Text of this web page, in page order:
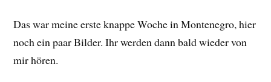
Das war meine erste knappe Woche in Montenegro, hier
noch ein paar Bilder. Ihr werden dann bald wieder von
mir hören.